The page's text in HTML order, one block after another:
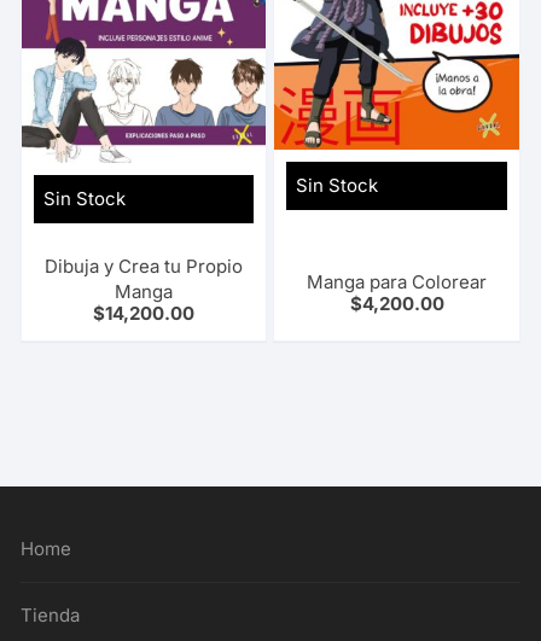
Sin Stock
Dibuja y Crea tu Propio
Manga
$14,200.00
Sin Stock
Manga para Colorear
$4,200.00
Home
Tienda